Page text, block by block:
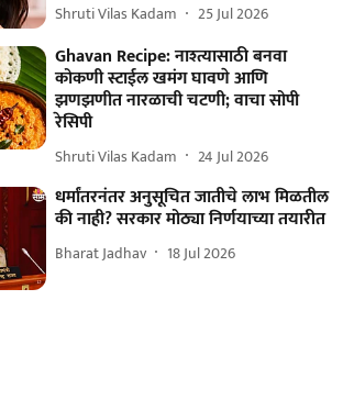
Shruti Vilas Kadam 25 Jul 2026
Ghavan Recipe: नाश्त्यासाठी बनवा
कोकणी स्टाईल खमंग घावणे आणि
झणझणीत नारळाची चटणी; वाचा सोपी
रेसिपी
Shruti Vilas Kadam 24 Jul 2026
धर्मांतरनंतर अनुसूचित जातीचे लाभ मिळतील
की नाही? सरकार मोठ्या निर्णयाच्या तयारीत
Bharat Jadhav 18 Jul 2026